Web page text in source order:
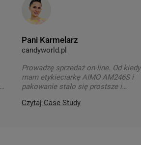
Pani Karmelarz
candyworld.pl
Prowadzę sprzedaż on-line. Od kiedy
mam etykieciarkę AIMO AM246S i
pakowanie stało się prostsze i
Czytaj Case Study